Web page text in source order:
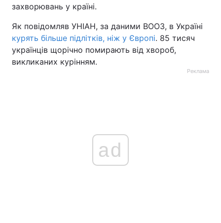
захворювань у країні.
Як повідомляв УНІАН, за даними ВООЗ, в Україні
курять більше підлітків, ніж у Європі. 85 тисяч
українців щорічно помирають від хвороб,
викликаних курінням.
Реклама
ad